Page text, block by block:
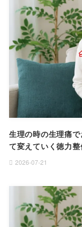
生理の時の生理痛
て変えていく徳力
2026-07-21